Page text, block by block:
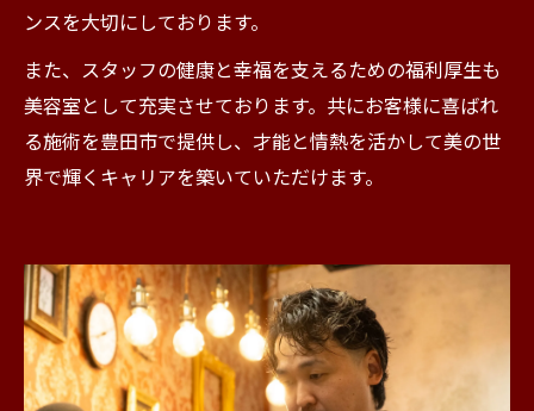
ンスを大切にしております。
また、スタッフの健康と幸福を支えるための福利厚生も
美容室として充実させております。共にお客様に喜ばれ
る施術を豊田市で提供し、才能と情熱を活かして美の世
界で輝くキャリアを築いていただけます。